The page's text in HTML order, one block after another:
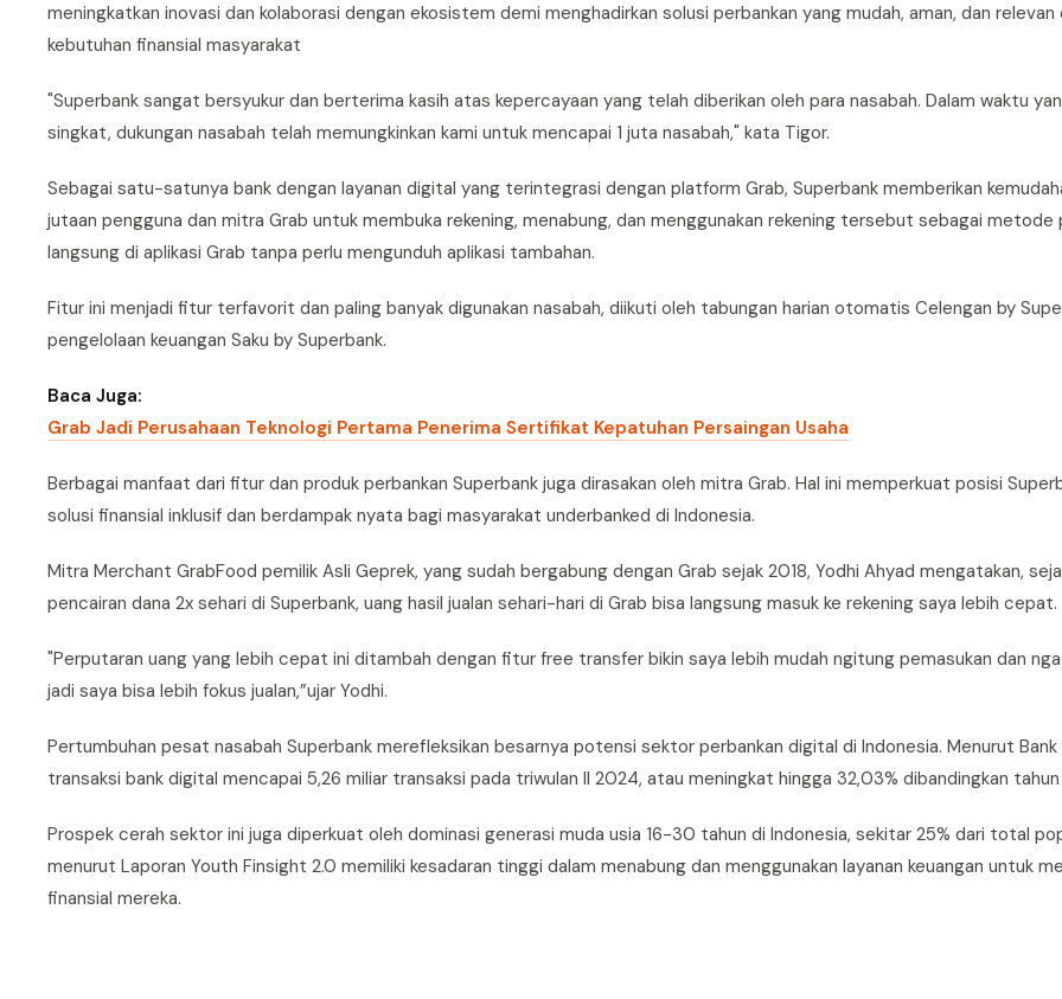
meningkatkan inovasi dan kolaborasi dengan ekosistem demi menghadirkan solusi perbankan yang mudah, aman, dan relevan
kebutuhan finansial masyarakat
"Superbank sangat bersyukur dan berterima kasih atas kepercayaan yang telah diberikan oleh para nasabah. Dalam waktu
singkat, dukungan nasabah telah memungkinkan kami untuk mencapai 1 juta nasabah," kata Tigor.
Sebagai satu-satunya bank dengan layanan digital yang terintegrasi dengan platform Grab, Superbank memberikan
jutaan pengguna dan mitra Grab untuk membuka rekening, menabung, dan menggunakan rekening tersebut sebagai metode
langsung di aplikasi Grab tanpa perlu mengunduh aplikasi tambahan.
Fitur ini menjadi fitur terfavorit dan paling banyak digunakan nasabah, diikuti oleh tabungan harian otomatis Celengan by
pengelolaan keuangan Saku by Superbank.
Baca Juga:
Grab Jadi Perusahaan Teknologi Pertama Penerima Sertifikat Kepatuhan Persaingan Usaha
Berbagai manfaat dari fitur dan produk perbankan Superbank juga dirasakan oleh mitra Grab. Hal ini memperkuat posisi
solusi finansial inklusif dan berdampak nyata bagi masyarakat underbanked di Indonesia.
Mitra Merchant GrabFood pemilik Asli Geprek, yang sudah bergabung dengan Grab sejak 2018, Yodhi Ahyad mengatakan,
pencairan dana 2x sehari di Superbank, uang hasil jualan sehari-hari di Grab bisa langsung masuk ke rekening saya lebih cepat.
"Perputaran uang yang lebih cepat ini ditambah dengan fitur free transfer bikin saya lebih mudah ngitung pemasukan dan
jadi saya bisa lebih fokus jualan,”ujar Yodhi.
Pertumbuhan pesat nasabah Superbank merefleksikan besarnya potensi sektor perbankan digital di Indonesia. Menurut Bank
transaksi bank digital mencapai 5,26 miliar transaksi pada triwulan II 2024, atau meningkat hingga 32,03% dibandingkan
Prospek cerah sektor ini juga diperkuat oleh dominasi generasi muda usia 16-30 tahun di Indonesia, sekitar 25% dari total
menurut Laporan Youth Finsight 2.0 memiliki kesadaran tinggi dalam menabung dan menggunakan layanan keuangan untuk
finansial mereka.